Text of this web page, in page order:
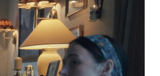
CINÉMA ET SÉRIES
Disclosure Day : le retour en grâce
de Steven Spielberg